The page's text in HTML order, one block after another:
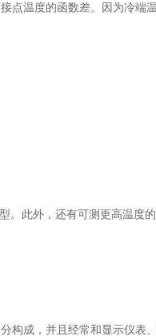
点温度的函数差。因为冷端
此外，还有可测更高温度
成，并且经常和显示仪表